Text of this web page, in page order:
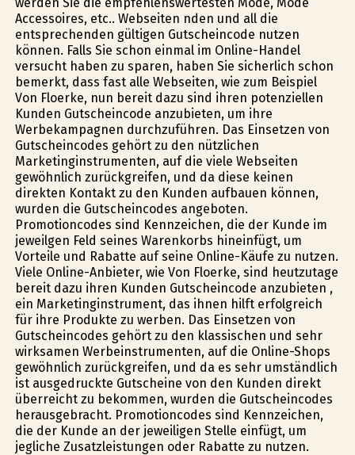
Accessoires, etc.. Webseiten finden und all die
entsprechenden gültigen Gutscheincode nutzen
können. Falls Sie schon einmal im Online-Handel
versucht haben zu sparen, haben Sie sicherlich schon
bemerkt, dass fast alle Webseiten, wie zum Beispiel
Von Floerke, nun bereit dazu sind ihren potenziellen
Kunden Gutscheincode anzubieten, um ihre
Werbekampagnen durchzuführen. Das Einsetzen von
Gutscheincodes gehört zu den nützlichen
Marketinginstrumenten, auf die viele Webseiten
gewöhnlich zurückgreifen, und da diese keinen
direkten Kontakt zu den Kunden aufbauen können,
wurden die Gutscheincodes angeboten.
Promotioncodes sind Kennzeichen, die der Kunde im
jeweilgen Feld seines Warenkorbs hineinfügt, um
Vorteile und Rabatte auf seine Online-Käufe zu nutzen.
Viele Online-Anbieter, wie Von Floerke, sind heutzutage
bereit dazu ihren Kunden Gutscheincode anzubieten ,
ein Marketinginstrument, das ihnen hilft erfolgreich
für ihre Produkte zu werben. Das Einsetzen von
Gutscheincodes gehört zu den klassischen und sehr
wirksamen Werbeinstrumenten, auf die Online-Shops
gewöhnlich zurückgreifen, und da es sehr umständlich
ist ausgedruckte Gutscheine von den Kunden direkt
überreicht zu bekommen, wurden die Gutscheincodes
herausgebracht. Promotioncodes sind Kennzeichen,
die der Kunde an der jeweiligen Stelle einfügt, um
jegliche Zusatzleistungen oder Rabatte zu nutzen.